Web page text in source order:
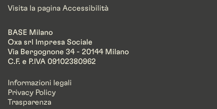
Visita la pagina Accessibilità
BASE Milano
Oxa srl Impresa Sociale
Via Bergognone 34 - 20144 Milano
C.F. e P.IVA 09102380962
Informazioni legali
Privacy Policy
Trasparenza